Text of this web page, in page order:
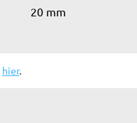
20 mm
hier.